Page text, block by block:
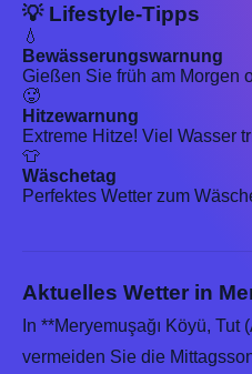
💡 Lifestyle-Tipps
💧
Bewässerungswarnung
Gießen Sie früh am Morgen
🥵
Hitzewarnung
Extreme Hitze! Viel Wasser
👕
Wäschetag
Perfektes Wetter zum
Aktuelles Wetter in
In **Meryemuşağı Köyü, Tut
vermeiden Sie die